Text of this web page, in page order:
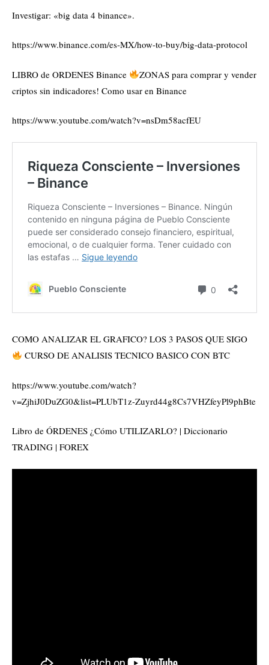
Investigar: «big data 4 binance».
https://www.binance.com/es-MX/how-to-buy/big-data-protocol
LIBRO de ORDENES Binance
ZONAS para comprar y vender
criptos sin indicadores! Como usar en Binance
https://www.youtube.com/watch?v=nsDm58acfEU
COMO ANALIZAR EL GRAFICO? LOS 3 PASOS QUE SIGO
CURSO DE ANALISIS TECNICO BASICO CON BTC
https://www.youtube.com/watch?
v=ZjhiJ0DuZG0&list=PLUbT1z-Zuyrd44g8Cs7VHZfeyPl9phBte
Libro de ÓRDENES ¿Cómo UTILIZARLO? | Diccionario
TRADING | FOREX